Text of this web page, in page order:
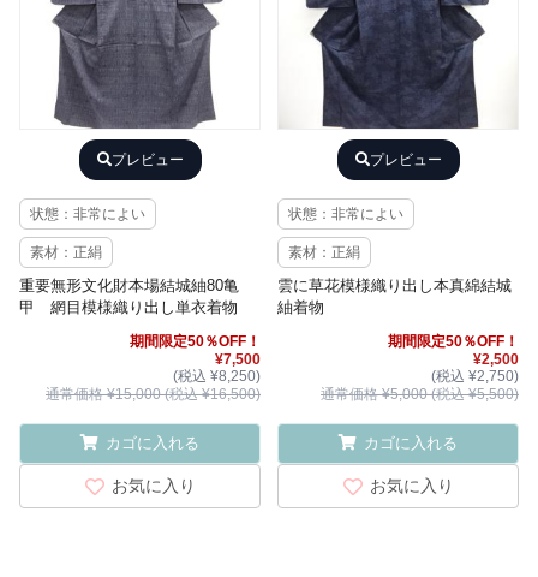
プレビュー
状態：非常によい
素材：正絹
重要無形文化財本場結城紬80亀
甲 網目模様織り出し単衣着物
期間限定50％OFF！
¥7,500
(税込 ¥8,250)
通常価格 ¥15,000 (税込 ¥16,500)
カゴに入れる
お気に入り
プレビュー
状態：非常によい
素材：正絹
雲に草花模様織り出し本真綿結城
紬着物
期間限定50％OFF！
¥2,500
(税込 ¥2,750)
通常価格 ¥5,000 (税込 ¥5,500)
カゴに入れる
お気に入り